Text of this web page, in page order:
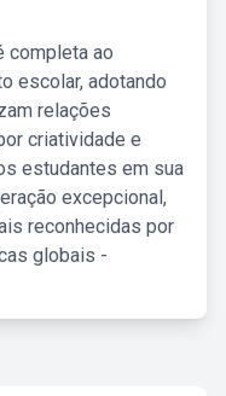
completa ao
escolar, adotando
relações
criatividade e
estudantes em sua
excepcional,
reconhecidas por
globais -